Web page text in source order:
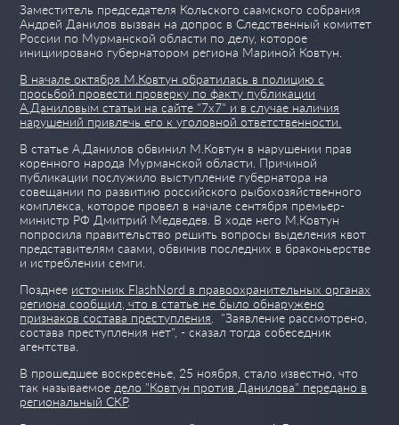
Заместитель председателя Кольского саамского собрания
Андрей Данилов вызван на допрос в Следственный комитет
России по Мурманской области по делу, которое
инициировано губернатором региона Мариной Ковтун.
В начале октября М.Ковтун обратилась в полицию с
просьбой провести проверку по факту публикации
А.Даниловым статьи на сайте "7х7" и в случае наличия
нарушений привлечь его к уголовной ответственности.
В статье А.Данилов обвинил М.Ковтун в нарушении прав
коренного народа Мурманской области. Причиной
публикации послужило выступление губернатора на
совещании по развитию российского рыбохозяйственного
комплекса, которое провел в начале сентября премьер-
министр РФ Дмитрий Медведев. В ходе него М.Ковтун
попросила правительство решить вопросы выделения квот
представителям саами, обвинив последних в браконьерстве
и истреблении семги.
Позднее источник FlashNord в правоохранительных органах
региона сообщил, что в статье не было обнаружено
признаков состава преступления . "Заявление рассмотрено,
состава преступления нет", - сказал тогда собеседник
агентства.
В прошедшее воскресенье, 25 ноября, стало известно, что
так называемое дело "Ковтун против Данилова" передано в
региональный СКР.